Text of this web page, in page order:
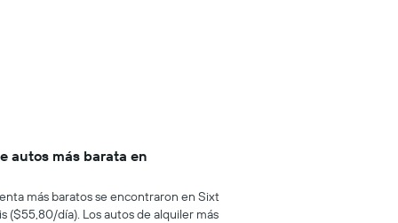
autos más barata en
más baratos se encontraron en Sixt
($55,80/día). Los autos de alquiler más